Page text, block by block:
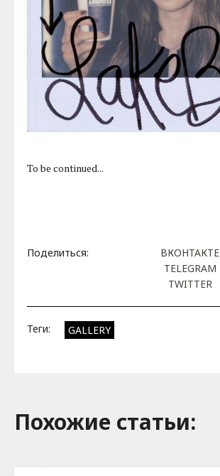
To be continued...
Поделиться:
ВКОНТАКТЕ
TELEGRAM
TWITTER
Теги: GALLERY
Похожие cтатьи: